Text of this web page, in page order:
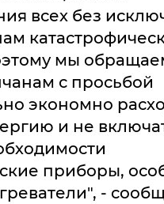
всех без
мы
с просьбой
экономно
и не
приборы,
-